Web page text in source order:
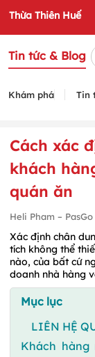
Tin tức & Blog
Khám phá Tin
Cách xác
khách
quán ăn
Heli Pham – PasGo
Xác định chân
tích không thể
nào, của bất cứ
doanh nhà hàng
Mục lục
LIÊN HỆ
Khách